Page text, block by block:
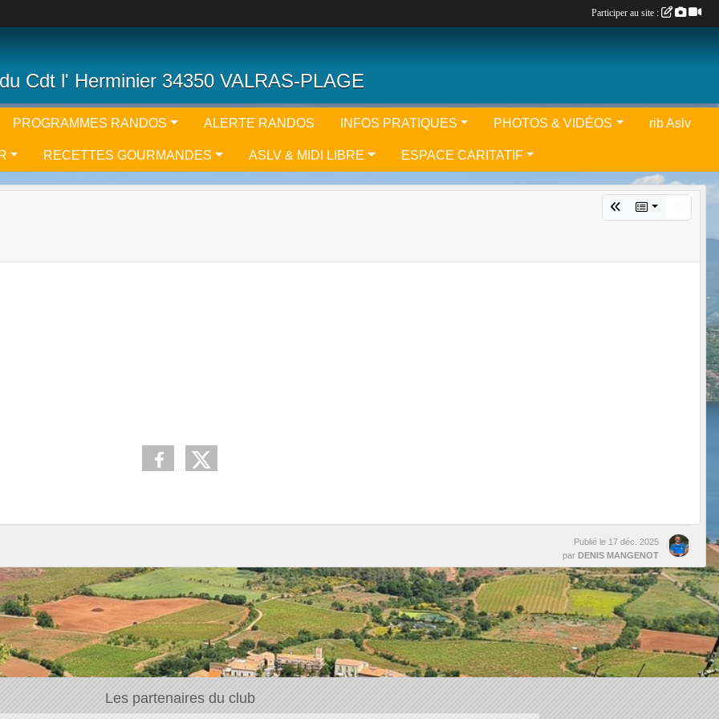
Cdt l' Herminier 34350 VALRAS-PLAGE
PROGRAMMES RANDOS ALERTE RANDOS INFOS PRATIQUES PHOTOS & VIDÉOS rib Aslv
RECETTES GOURMANDES ASLV & MIDI LIBRE ESPACE CARITATIF
Publié le 17 déc. 2025
par DENIS MANGENOT
Les partenaires du club
Participer au site :